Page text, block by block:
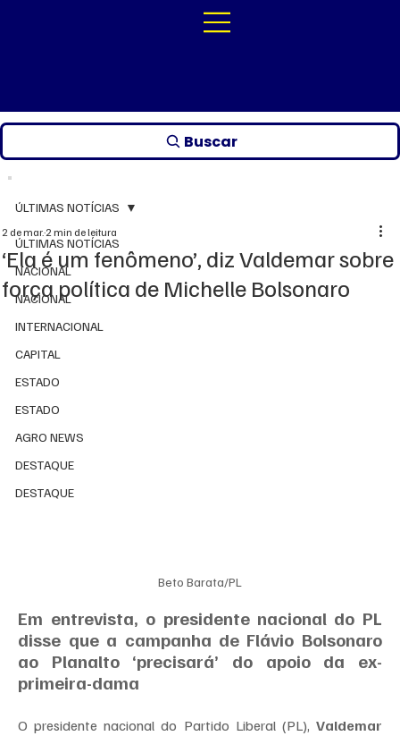
Buscar
ÚLTIMAS NOTÍCIAS
NACIONAL
NACIONAL
INTERNACIONAL
CAPITAL
ESTADO
ESTADO
AGRO NEWS
DESTAQUE
DESTAQUE
ÚLTIMAS NOTÍCIAS
‘Ela é um fenômeno’, diz Valdemar sobre
força política de Michelle Bolsonaro
2 de mar.2 min de leitura
Beto Barata/PL
Em entrevista, o presidente nacional do PL
disse que a campanha de Flávio Bolsonaro
ao Planalto ‘precisará’ do apoio da ex-
primeira-dama
O presidente nacional do Partido Liberal (PL), Valdemar